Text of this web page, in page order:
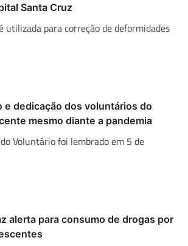
Santa Cruz
utilizada para correção de deformidades
e dedicação dos voluntários do
mesmo diante a pandemia
Voluntário foi lembrado em 5 de
alerta para consumo de drogas por